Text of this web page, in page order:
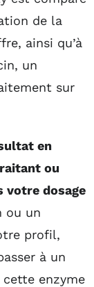
de la
ainsi qu’à
un
sur
en
ou
votre dosage
ou un
profil,
à un
enzyme